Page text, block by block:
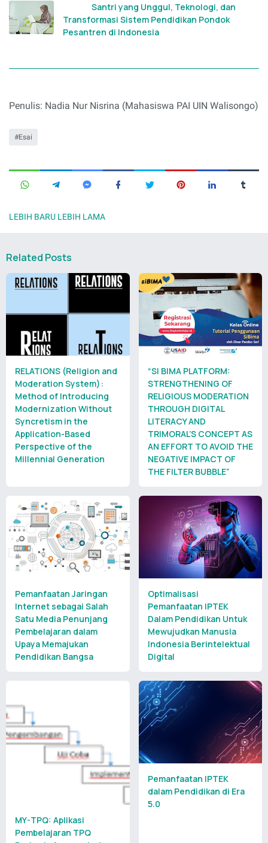
Santri yang Unggul, Teknologi, dan
Transformasi Sistem Pendidikan Pondok
Pesantren di Indonesia
Penulis: Nadia Nur Nisrina (Mahasiswa PAI UIN Walisongo)
Esai
LEBIH BARU LEBIH LAMA
Related Posts
RELATIONS (Religion and
Moderation System):
Method of Introducing
Modernization Without
Syncretism in the
Application-Based
Perspective of the
Millennial Generation
“SI BIMA PLATFORM:
STRENGTHENING OF
RELIGIOUS MODERATION
THROUGH DIGITAL
LITERACY AND
TRIMORAL’S CONCEPT AS
AN EFFORT TO AVOID THE
NEGATIVE IMPACT OF
THE FILTER BUBBLE”
Pemanfaatan Jaringan
Internet sebagai Salah
Satu Media Penunjang
Pembelajaran dalam
Upaya Memajukan
Pendidikan Bangsa
Optimalisasi
Pemanfaatan IPTEK
Dalam Pendidikan Untuk
Mewujudkan Manusia
Indonesia Berintelektual
Digital
MY-TPQ: Aplikasi
Pembelajaran TPQ
Pemanfaatan IPTEK
dalam Pendidikan di Era
5.0